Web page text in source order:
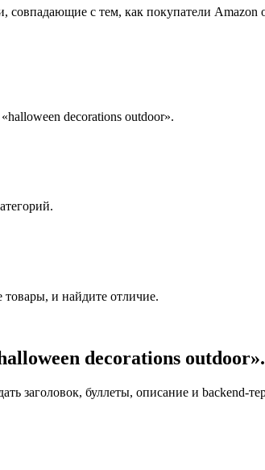
совпадающие с тем, как покупатели
decorations outdoor».
и найдите отличие.
decorations outdoor».
заголовок, буллеты, описание и backend-